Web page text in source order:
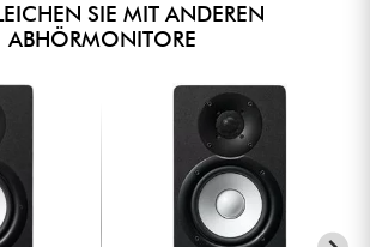
SIE MIT ANDEREN
ABHÖRMONITORE